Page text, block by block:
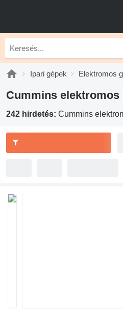
Ipari gépek Elektromos
Cummins elektromos
242 hirdetés: Cummins